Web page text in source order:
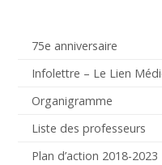
75e anniversaire
Infolettre – Le Lien
Organigramme
Liste des professeurs
Plan d’action 2018-2023